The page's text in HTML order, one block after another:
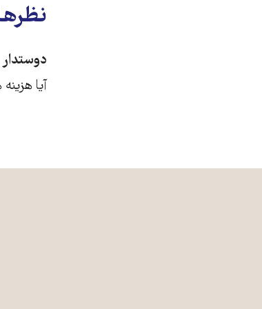
دوستدار
آیا